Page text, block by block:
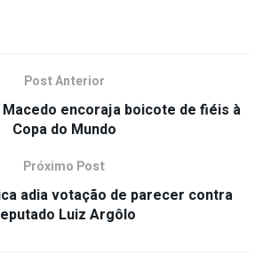
Post Anterior
Macedo encoraja boicote de fiéis à
Copa do Mundo
Próximo Post
adia votação de parecer contra
Luiz Argôlo